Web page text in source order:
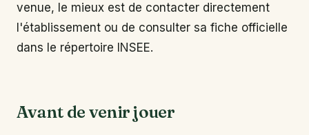
venue, le mieux est de contacter directement
l'établissement ou de consulter sa fiche officielle
dans le répertoire INSEE.
Avant de venir jouer